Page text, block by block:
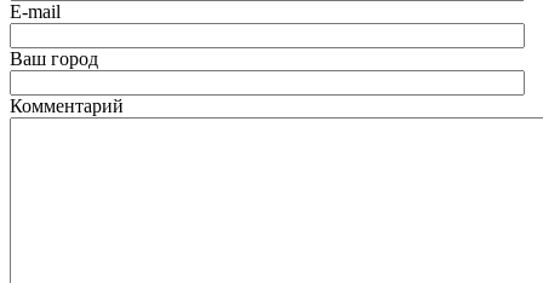
E-mail
Ваш город
Комментарий